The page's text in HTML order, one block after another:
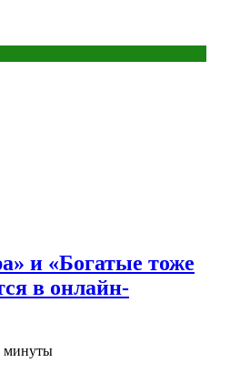
и «Богатые тоже
в онлайн-
минуты